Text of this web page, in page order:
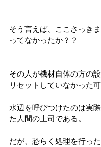
そう言えば、ここさっき
ってなかったか？？
その人が機材自体の方の設
リセットしていなかった可
水辺を呼びつけたのは実
た人間の上司である。
だが、恐らく処理を行っ